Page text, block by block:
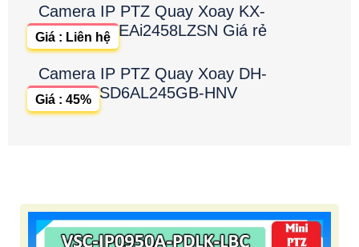
Camera IP PTZ Quay Xoay KX-
EAi2458LZSN Giá rẻ
Giá : Liên hệ
Camera IP PTZ Quay Xoay DH-
SD6AL245GB-HNV
Giá : 45%